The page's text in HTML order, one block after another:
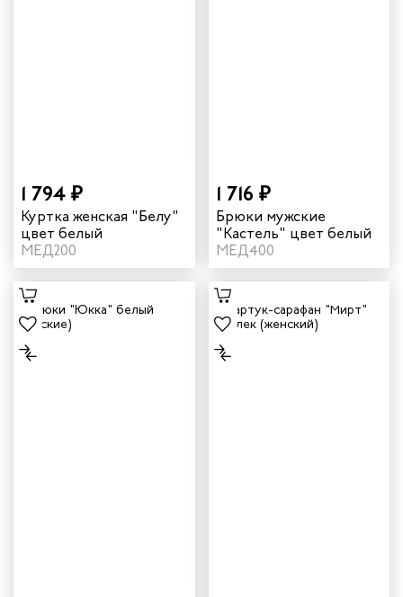
1 794 ₽
Куртка женская "Белу"
цвет белый
МЕД200
1 716 ₽
Брюки мужские
"Кастель" цвет белый
МЕД400